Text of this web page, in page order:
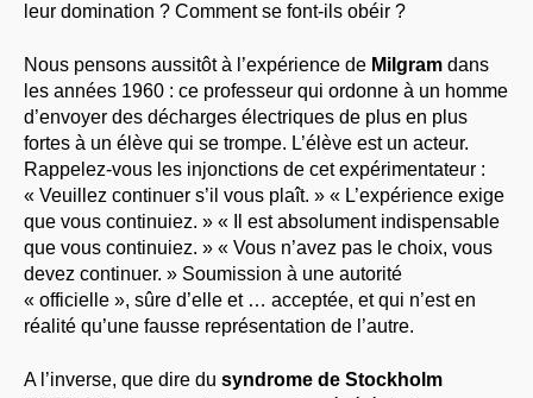
leur domination ? Comment se font-ils obéir ?
Nous pensons aussitôt à l’expérience de Milgram dans
les années 1960 : ce professeur qui ordonne à un homme
d’envoyer des décharges électriques de plus en plus
fortes à un élève qui se trompe. L’élève est un acteur.
Rappelez-vous les injonctions de cet expérimentateur :
« Veuillez continuer s’il vous plaît. » « L’expérience exige
que vous continuiez. » « Il est absolument indispensable
que vous continuiez. » « Vous n’avez pas le choix, vous
devez continuer. » Soumission à une autorité
« officielle », sûre d’elle et … acceptée, et qui n’est en
réalité qu’une fausse représentation de l’autre.
A l’inverse, que dire du syndrome de Stockholm